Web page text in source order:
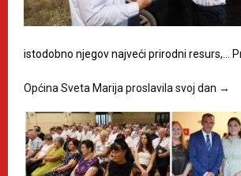
istodobno njegov najveći prirodni resurs,…
Općina Sveta Marija proslavila svoj dan →